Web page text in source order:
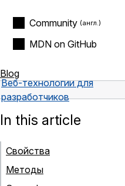
Community
MDN on GitHub
Blog
Веб-технологии для
разработчиков
In this article
Свойства
Методы